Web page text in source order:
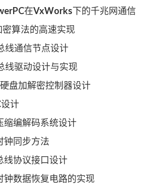
在VxWorks下的千兆网通信
算法的高速实现
线通信节点设计
线驱动设计与实现
盘加解密控制器设计
计
缩编解码系统设计
钟同步方法
线协议接口设计
钟数据恢复电路的实现